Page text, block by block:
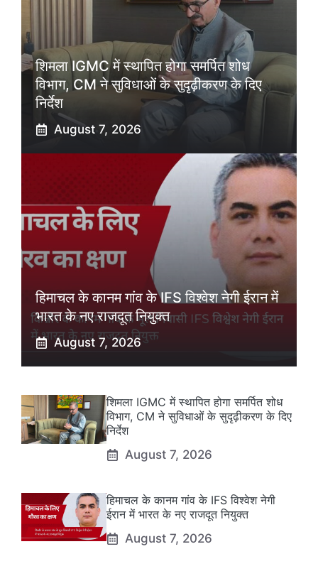
शिमला IGMC में स्थापित होगा समर्पित शोध
विभाग, CM ने सुविधाओं के सुदृढ़ीकरण के दिए
निर्देश
August 7, 2026
हिमाचल के कानम गांव के IFS विश्वेश नेगी ईरान में
भारत के नए राजदूत नियुक्त
August 7, 2026
शिमला IGMC में स्थापित होगा समर्पित शोध
विभाग, CM ने सुविधाओं के सुदृढ़ीकरण के दिए
निर्देश
August 7, 2026
हिमाचल के कानम गांव के IFS विश्वेश नेगी
ईरान में भारत के नए राजदूत नियुक्त
August 7, 2026